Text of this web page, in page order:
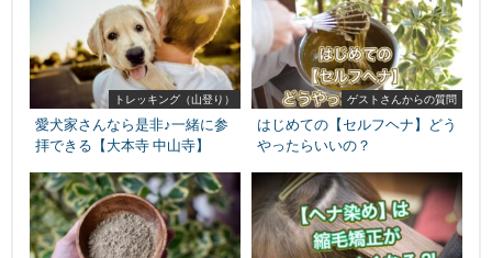
トレッキング（山登り）
愛犬家さんなら是非♪一緒に参
拝できる【大本寺 中山寺】
ゲストさんからの質問
はじめての【セルフヘナ】どう
やったらいいの？